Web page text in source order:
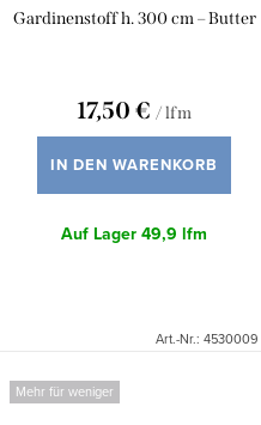
Gardinenstoff h. 300 cm – Butter
17,50 € / lfm
IN DEN WARENKORB
Auf Lager49,9 lfm
Art.-Nr.: 4530009
Mehr für weniger